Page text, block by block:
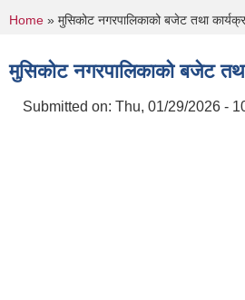
You are here
Home » मुसिकोट नगरपालिकाको बजेट तथा
मुसिकोट नगरपालिकाको बजेट
Submitted on: Thu, 01/29/2026 -